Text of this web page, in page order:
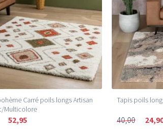
Carré poils longs Artisan
Multicolore
52,95
Tapis poils
40,00